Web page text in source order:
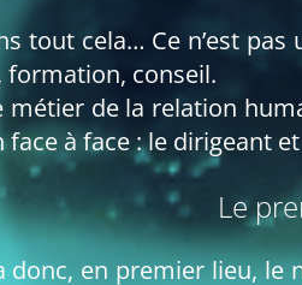
tout cela… Ce n’est
formation, conseil.
de la relation
à face : le dirigeant
Le
en premier lieu, le